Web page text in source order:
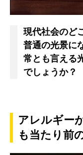
現代社会のど
普通の光景に
常とも言える
でしょうか？
アレルギー
も当たり前